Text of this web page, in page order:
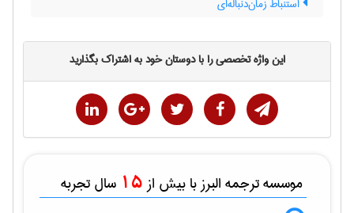
این واژه تخصصی را با دوستان خود به اشتراک بگذارید
موسسه ترجمه البرز با بیش از 15 سال تجربه